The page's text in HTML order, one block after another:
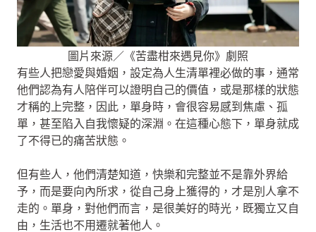
圖片來源／《苦盡柑來遇見你》劇照
有些人把戀愛與婚姻，設定為人生清單裡必做的事，通常
他們認為有人陪伴可以證明自己的價值，或是那樣的狀態
才稱的上完整，因此，單身時，會很容易感到焦慮、孤
單，甚至陷入自我懷疑的深淵。在這種心態下，單身就成
了不得已的痛苦狀態。
但有些人，他們清楚知道，快樂和完整並不是靠外界給
予，而是要向內所求，從自己身上獲得的，才是別人拿不
走的。單身，對他們而言，是很美好的時光，既獨立又自
由，生活也不用遷就著他人。